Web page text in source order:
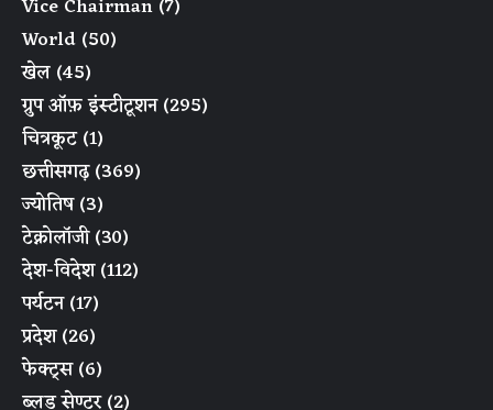
Vice Chairman (7)
World (50)
खेल (45)
ग्रुप ऑफ़ इंस्टीटूशन(295)
चित्रकूट(1)
छत्तीसगढ़(369)
ज्योतिष(3)
टेक्नोलॉजी(30)
देश-विदेश(112)
पर्यटन(17)
प्रदेश(26)
फेक्ट्स(6)